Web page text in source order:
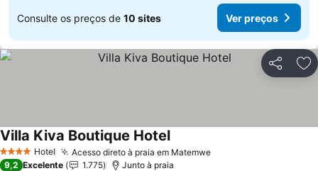
Consulte os preços de 10 sites Ver preços
Partilhar
4 EstrelasHotel Acesso direto à praia em MatemweVer preços
Villa Kiva Boutique HotelVer preços
9,2 Excelente 1.775 Junto à praia